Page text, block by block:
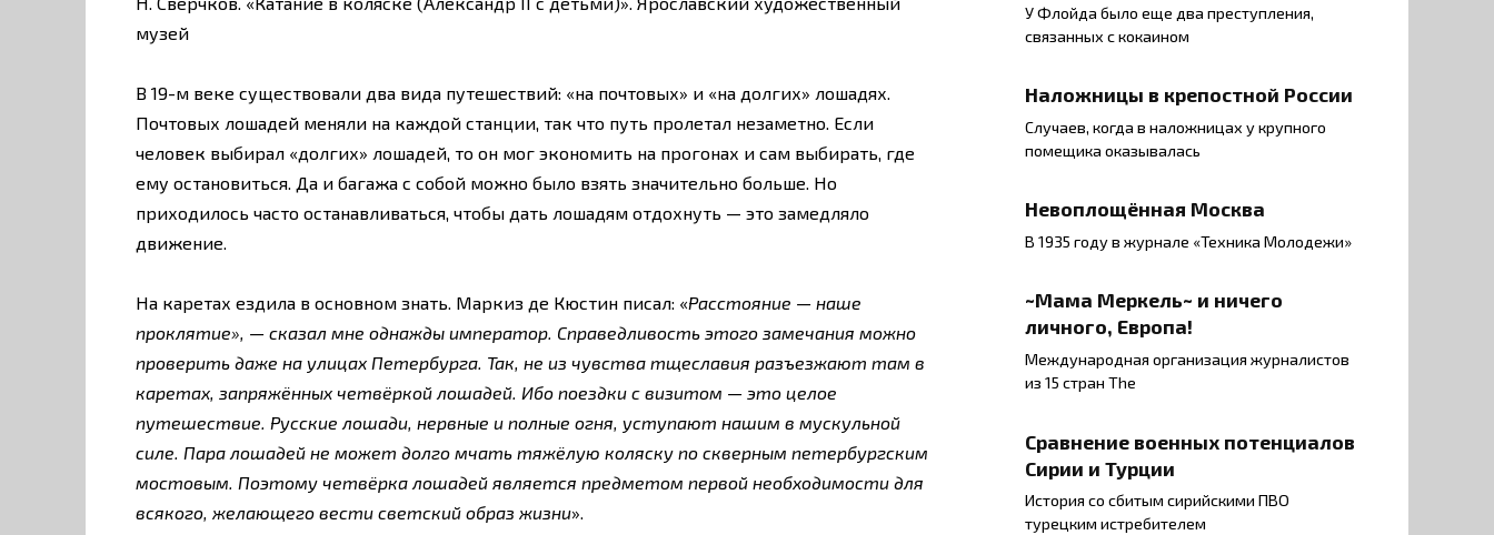
музей
В 19-м веке существовали два вида путешествий: «на почтовых» и «на долгих» лошадях.
Почтовых лошадей меняли на каждой станции, так что путь пролетал незаметно. Если
человек выбирал «долгих» лошадей, то он мог экономить на прогонах и сам выбирать, где
ему остановиться. Да и багажа с собой можно было взять значительно больше. Но
приходилось часто останавливаться, чтобы дать лошадям отдохнуть — это замедляло
движение.
На каретах ездила в основном знать. Маркиз де Кюстин писал: «Расстояние — наше
проклятие», — сказал мне однажды император. Справедливость этого замечания можно
проверить даже на улицах Петербурга. Так, не из чувства тщеславия разъезжают там в
каретах, запряжённых четвёркой лошадей. Ибо поездки с визитом — это целое
путешествие. Русские лошади, нервные и полные огня, уступают нашим в мускульной
силе. Пара лошадей не может долго мчать тяжёлую коляску по скверным петербургским
мостовым. Поэтому четвёрка лошадей является предметом первой необходимости для
всякого, желающего вести светский образ жизни».
У Флойда было еще два преступления,
связанных с кокаином
Наложницы в крепостной России
Случаев, когда в наложницах у крупного
помещика оказывалась
Невоплощённая Москва
В 1935 году в журнале «Техника Молодежи»
~Мама Меркель~ и ничего
личного, Европа!
Международная организация журналистов
из 15 стран The
Сравнение военных потенциалов
Сирии и Турции
История со сбитым сирийскими ПВО
турецким истребителем